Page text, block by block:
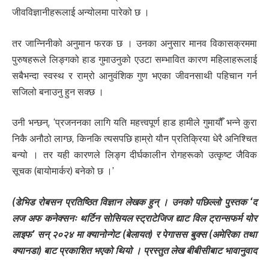
जीवविज्ञानीहरूलाई अन्योलमा पारेको छ ।
तर जान्निनीको अनुमान फरक छ । उनका अनुसार मानव विकासक्रममा
पुरुषहरूले लिङ्गको हाड गुमाउनुको एउटा सम्भावित कारण महिलाहरूलाई
सबैभन्दा स्वस्थ र राम्रो आनुवंशिक गुण भएका जीवनसाथी पहिचान गर्न
सजिलो बनाउनु हुन सक्छ ।
उनी भन्छन्, ‘प्रजननका लागि यति महत्त्वपूर्ण हाड हामीले गुमायौँ भन्ने कुरा
निकै अनौठो लाग्छ, किनकि त्यसपछि हाम्रो यौन प्रतिक्रिया धेरै अनिश्चित
बन्यो । तर यही कारणले लिङ्ग दीर्घकालीन रोगहरूको उत्कृष्ट जैविक
सूचक (बायोमार्कर) बनेको छ ।’
(डेभिड रोबसन प्रतिष्ठित विज्ञान लेखक हुन् । उनको पछिल्लो पुस्तक ‘द
लज अफ कनेक्सनः थर्टिन सोसियल स्ट्राटेजिज द्याट विल ट्रान्सफर्म योर
लाइफ’ सन् २०२४ मा क्यानोन्गेट (बेलायत) र पेगासस बुक्स (अमेरिका तथा
क्यानडा) बाट प्रकाशित भएको थियो । प्रस्तुत लेख बीबीसीबाट भावानुवाद